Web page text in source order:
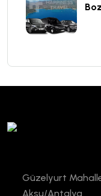
Güzelyurt
Aksu/Antalya